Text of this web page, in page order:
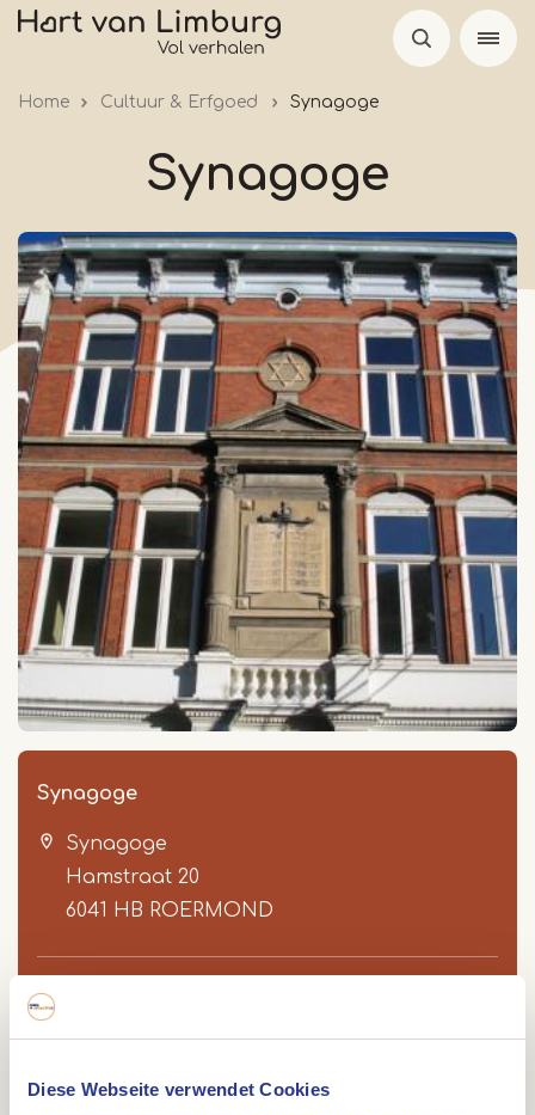
Diese Webseite verwendet Cookies
Skip
Home Cultuur & Erfgoed Synagoge
Synagoge
Synagoge
Synagoge
Hamstraat 20
6041 HB ROERMOND